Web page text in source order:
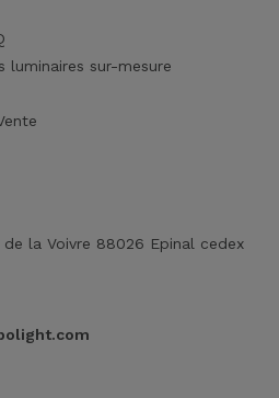
luminaires sur-mesure
la Voivre 88026 Epinal cedex